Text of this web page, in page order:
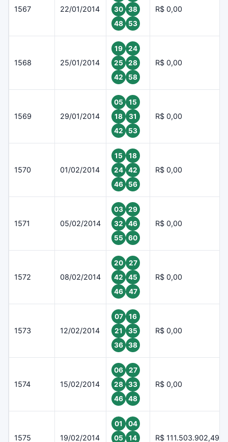
1567 22/01/2014
30
38
48
53
R$ 0,00
1568 25/01/2014
19
24
25
28
42
58
R$ 0,00
1569 29/01/2014
05
15
18
31
42
53
R$ 0,00
1570 01/02/2014
15
18
24
42
46
56
R$ 0,00
1571 05/02/2014
03
29
32
46
55
60
R$ 0,00
1572 08/02/2014
20
27
42
45
46
47
R$ 0,00
1573 12/02/2014
07
16
21
35
36
38
R$ 0,00
1574 15/02/2014
06
27
28
33
46
48
R$ 0,00
1575 19/02/2014
01
04
05
14 R$ 111.503.902,49